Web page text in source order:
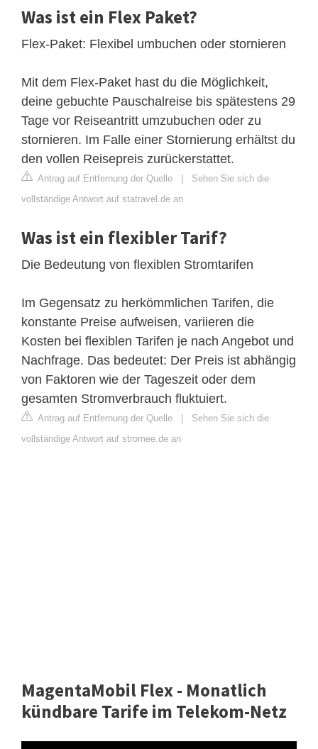
Was ist ein Flex Paket?
Flex-Paket: Flexibel umbuchen oder stornieren
Mit dem Flex-Paket hast du die Möglichkeit,
deine gebuchte Pauschalreise bis spätestens 29
Tage vor Reiseantritt umzubuchen oder zu
stornieren. Im Falle einer Stornierung erhältst du
den vollen Reisepreis zurückerstattet.
Antrag auf Entfernung der Quelle
Sehen Sie sich die
vollständige Antwort auf statravel.de an
Was ist ein flexibler Tarif?
Die Bedeutung von flexiblen Stromtarifen
Im Gegensatz zu herkömmlichen Tarifen, die
konstante Preise aufweisen, variieren die
Kosten bei flexiblen Tarifen je nach Angebot und
Nachfrage. Das bedeutet: Der Preis ist abhängig
von Faktoren wie der Tageszeit oder dem
gesamten Stromverbrauch fluktuiert.
Antrag auf Entfernung der Quelle
Sehen Sie sich die
vollständige Antwort auf stromee.de an
MagentaMobil Flex - Monatlich
kündbare Tarife im Telekom-Netz